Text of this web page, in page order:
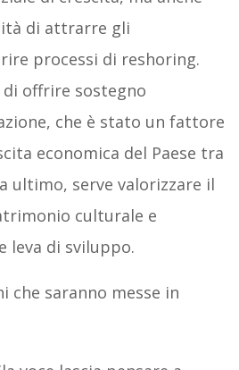
di attrarre gli
processi di reshoring.
di offrire sostegno
che è stato un fattore
economica del Paese tra
ultimo, serve valorizzare il
culturale e
leva di sviluppo.
che saranno messe in